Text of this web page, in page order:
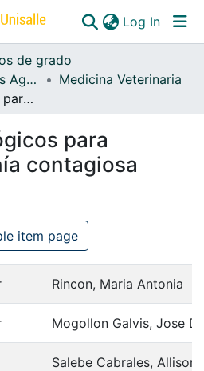
Log In
de grado
Facultad de Ciencias Agropecuarias
Medicina Veterinaria
Análisis serológicos para pleuroneumonía contagiosa porcina
para
contagiosa
item page
Rincon, Maria Antonia
Mogollon Galvis, Jose
Salebe Cabrales, Allison